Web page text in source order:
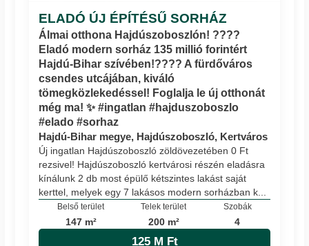
ELADÓ ÚJ ÉPÍTÉSŰ SORHÁZ
Álmai otthona Hajdúszoboszlón! ????
Eladó modern sorház 135 millió forintért
Hajdú-Bihar szívében!???? A fürdőváros
csendes utcájában, kiváló
tömegközlekedéssel! Foglalja le új otthonát
még ma! ✨ #ingatlan #hajduszoboszlo
#elado #sorhaz
Hajdú-Bihar megye, Hajdúszoboszló, Kertváros
Új ingatlan Hajdúszoboszló zöldövezetében 0 Ft
rezsivel! Hajdúszoboszló kertvárosi részén eladásra
kínálunk 2 db most épülő kétszintes lakást saját
kerttel, melyek egy 7 lakásos modern sorházban k...
Belső terület
147 m²
Telek terület
200 m²
Szobák
4
125 M Ft